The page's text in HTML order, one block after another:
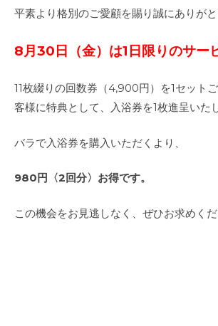
平素より格別のご愛顧を賜り誠にありがと
8月30日（金）は1日限りのサー
11枚綴りの回数券（4,900円）を1セット
客様に特典として、入浴券を1枚進呈いた
バラで入浴券を購入いただくより、
980円〈2回分〉お得です。
この機会をお見逃しなく、ぜひお求めくだ